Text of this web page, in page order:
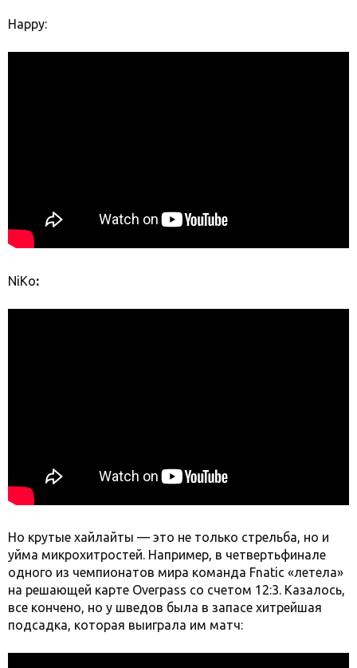
Happy:
NiKo:
Но крутые хайлайты — это не только стрельба, но и
уйма микрохитростей. Например, в четвертьфинале
одного из чемпионатов мира команда Fnatic «летела»
на решающей карте Overpass со счетом 12:3. Казалось,
все кончено, но у шведов была в запасе хитрейшая
подсадка, которая выиграла им матч: